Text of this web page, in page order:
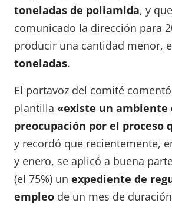
toneladas de poliamida, y
comunicado la dirección para
producir una cantidad menor,
toneladas.
El portavoz del comité
plantilla «existe un ambiente
preocupación por el proceso
y recordó que recientemente,
y enero, se aplicó a buena
(el 75%) un expediente de
empleo de un mes de